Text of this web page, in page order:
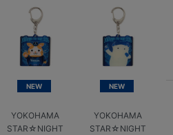
NEW
YOKOHAMA
STAR☆NIGHT
NEW
YOKOHAMA
STAR☆NIGHT